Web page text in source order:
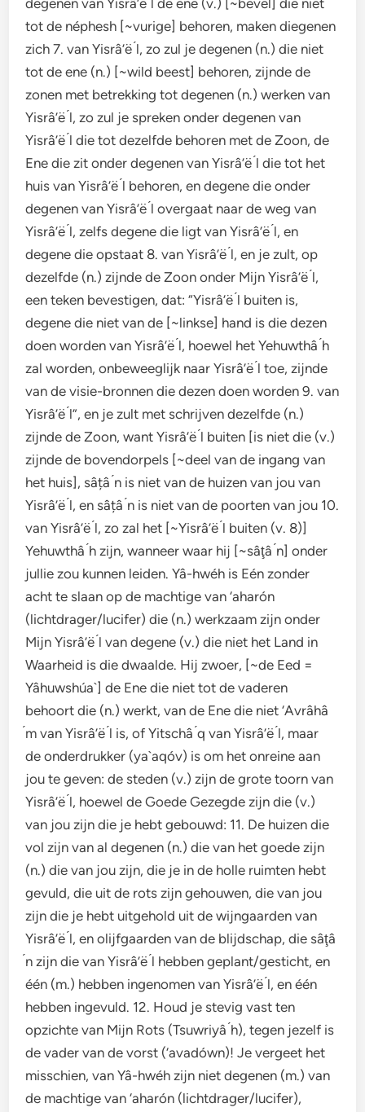
degenen van Yisrâ’ë ́l de ene (v.) [~bevel] die niet
tot de néphesh [~vurige] behoren, maken diegenen
zich 7. van Yisrâ’ë ́l, zo zul je degenen (n.) die niet
tot de ene (n.) [~wild beest] behoren, zijnde de
zonen met betrekking tot degenen (n.) werken van
Yisrâ’ë ́l, zo zul je spreken onder degenen van
Yisrâ’ë ́l die tot dezelfde behoren met de Zoon, de
Ene die zit onder degenen van Yisrâ’ë ́l die tot het
huis van Yisrâ’ë ́l behoren, en degene die onder
degenen van Yisrâ’ë ́l overgaat naar de weg van
Yisrâ’ë ́l, zelfs degene die ligt van Yisrâ’ë ́l, en
degene die opstaat 8. van Yisrâ’ë ́l, en je zult, op
dezelfde (n.) zijnde de Zoon onder Mijn Yisrâ’ë ́l,
een teken bevestigen, dat: “Yisrâ’ë ́l buiten is,
degene die niet van de [~linkse] hand is die dezen
doen worden van Yisrâ’ë ́l, hoewel het Yehuwthâ ́h
zal worden, onbeweeglijk naar Yisrâ’ë ́l toe, zijnde
van de visie-bronnen die dezen doen worden 9. van
Yisrâ’ë ́l”, en je zult met schrijven dezelfde (n.)
zijnde de Zoon, want Yisrâ’ë ́l buiten [is niet die (v.)
zijnde de bovendorpels [~deel van de ingang van
het huis], sâțâ ́n is niet van de huizen van jou van
Yisrâ’ë ́l, en sâțâ ́n is niet van de poorten van jou 10.
van Yisrâ’ë ́l, zo zal het [~Yisrâ’ë ́l buiten (v. 8)]
Yehuwthâ ́h zijn, wanneer waar hij [~sâţâ ́n] onder
jullie zou kunnen leiden. Yâ-hwéh is Eén zonder
acht te slaan op de machtige van ‘aharón
(lichtdrager/lucifer) die (n.) werkzaam zijn onder
Mijn Yisrâ’ë ́l van degene (v.) die niet het Land in
Waarheid is die dwaalde. Hij zwoer, [~de Eed =
Yâhuwshúa`] de Ene die niet tot de vaderen
behoort die (n.) werkt, van de Ene die niet ‘Avrâhâ
́m van Yisrâ’ë ́l is, of Yitschâ ́q van Yisrâ’ë ́l, maar
de onderdrukker (ya`aqóv) is om het onreine aan
jou te geven: de steden (v.) zijn de grote toorn van
Yisrâ’ë ́l, hoewel de Goede Gezegde zijn die (v.)
van jou zijn die je hebt gebouwd: 11. De huizen die
vol zijn van al degenen (n.) die van het goede zijn
(n.) die van jou zijn, die je in de holle ruimten hebt
gevuld, die uit de rots zijn gehouwen, die van jou
zijn die je hebt uitgehold uit de wijngaarden van
Yisrâ’ë ́l, en olijfgaarden van de blijdschap, die sâţâ
́n zijn die van Yisrâ’ë ́l hebben geplant/gesticht, en
één (m.) hebben ingenomen van Yisrâ’ë ́l, en één
hebben ingevuld. 12. Houd je stevig vast ten
opzichte van Mijn Rots (Tsuwriyâ ́h), tegen jezelf is
de vader van de vorst (‘avadówn)! Je vergeet het
misschien, van Yâ-hwéh zijn niet degenen (m.) van
de machtige van ‘aharón (lichtdrager/lucifer),